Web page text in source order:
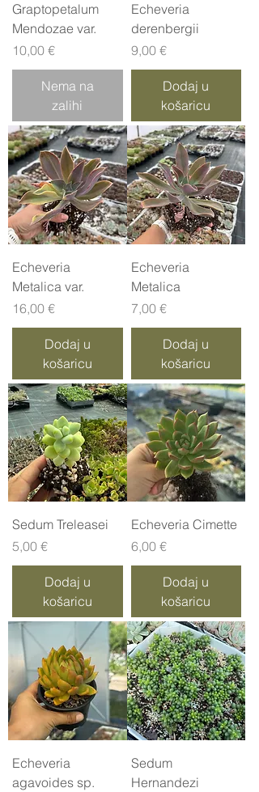
Graptopetalum
Mendozae var.
Cijena
10,00 €
Nema na
zalihi
Echeveria
derenbergii
Cijena
9,00 €
Dodaj u
košaricu
Echeveria
Metalica var.
Cijena
16,00 €
Dodaj u
košaricu
Echeveria
Metalica
Cijena
7,00 €
Dodaj u
košaricu
Sedum Treleasei
Cijena
5,00 €
Dodaj u
košaricu
Echeveria Cimette
Cijena
6,00 €
Dodaj u
košaricu
Echeveria
agavoides sp.
Sedum
Hernandezi